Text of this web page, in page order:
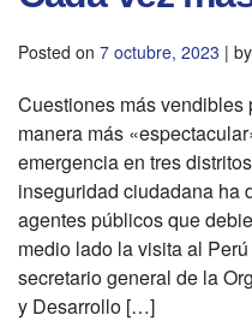
Posted on 7 octubre, 2023 | by
Cuestiones más
manera más
emergencia en tres
inseguridad ciudadana ha
agentes públicos que
medio lado la visita al
secretario general de la
y Desarrollo […]